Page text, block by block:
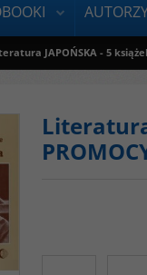
JAPOŃSKA - 5